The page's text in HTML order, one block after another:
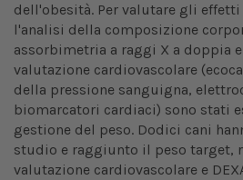
dell'obesità. Per valutare gli
l'analisi della composizione
assorbimetria a raggi X a doppia
valutazione cardiovascolare
della pressione sanguigna,
biomarcatori cardiaci) sono stati
gestione del peso. Dodici cani
studio e raggiunto il peso target,
valutazione cardiovascolare e